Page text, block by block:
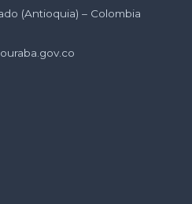
(Antioquia) – Colombia